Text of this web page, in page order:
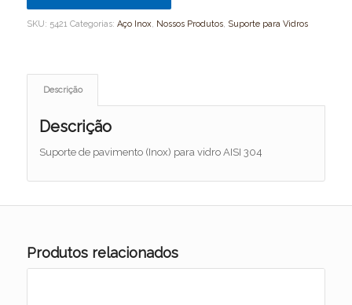
SKU: 5421 Categorias: Aço Inox, Nossos Produtos, Suporte para Vidros
Descrição
Descrição
Suporte de pavimento (Inox) para vidro AISI 304
Produtos relacionados